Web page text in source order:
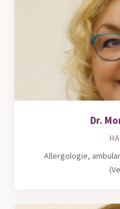
Dr.
Allergologie,